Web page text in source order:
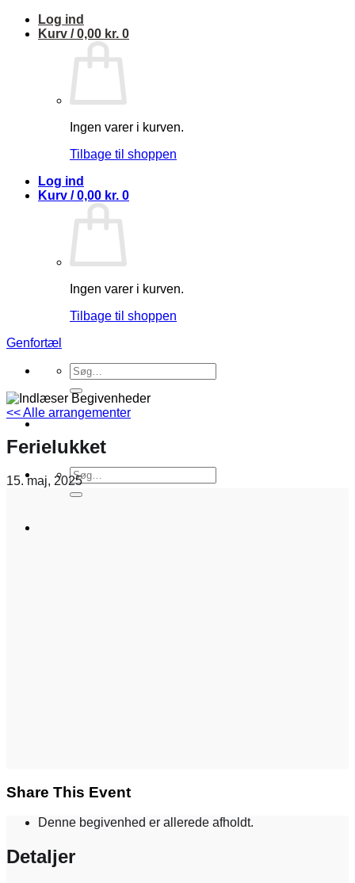
FortsætLog ind
Kurv /0,00 kr. 0
Ingen varer i kurven.
Tilbage til shoppen
Log ind
Kurv /0,00 kr. 0
Ingen varer i kurven.
Tilbage til shoppen
Genfortæl
Søg
efter:
Søg
efter:
<< Alle arrangementer
Ferielukket
15. maj, 2025
Share This Event
Denne begivenhed er allerede afholdt.
Detaljer